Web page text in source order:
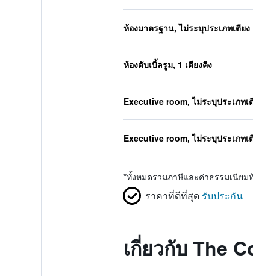
ห้องมาตรฐาน, ไม่ระบุประเภทเตียง
ห้องดับเบิ้ลรูม, 1 เตียงคิง
Executive room, ไม่ระบุประเภทเ
Executive room, ไม่ระบุประเภทเ
*ทั้งหมดรวมภาษีและค่าธรรมเนียม
ราคาที่ดีที่สุด รับประกัน
เกี่ยวกับ The